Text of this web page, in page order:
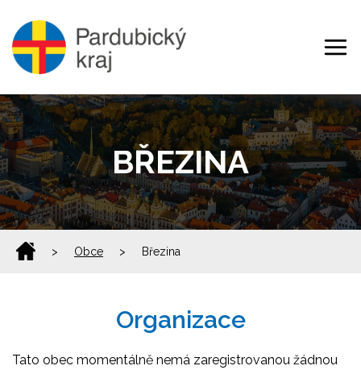
BŘEZINA
> Obce > Březina
Organizace
Tato obec momentálně nemá zaregistrovanou žádnou